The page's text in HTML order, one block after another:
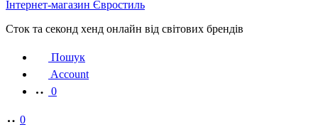
Інтернет-магазин Євростиль
Сток та секонд хенд онлайн від світових брендів
Пошук
Account
0
0